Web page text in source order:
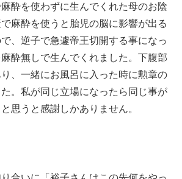
酔を使わずに生んでくれた母のお陰
麻酔を使うと胎児の脳に影響が出る
、逆子で急遽帝王切開する事になっ
酔無しで生んでくれました。下腹部
、一緒にお風呂に入った時に勲章の
。私が同じ立場になったら同じ事が
思うと感謝しかありません。